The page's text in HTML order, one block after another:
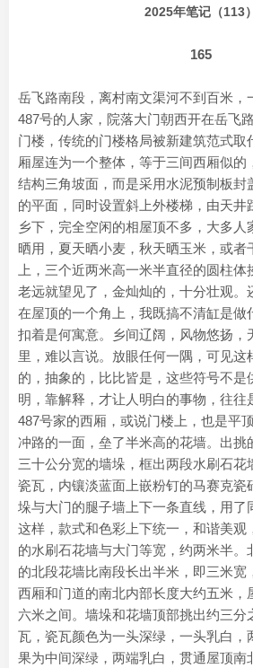
2025年笔记（113）
165
岳飞路南段，离村南文渠河不到百米，
487号的人家，院落大门朝西开在岳飞
门楼，传统的门楼格局被新建筑范式取
厢屋连为一个整体，等于三间西厢似的
结构三角坡面，而是采用水泥预制板封
的平面，同时设置斜上外楼梯，由天井
乡下，完全空闲的相屋顶不多，大多人
晒用，夏天晒小麦，秋天晒玉米，或者
上，三个近两米高一米半直径的圆柱体
老远就望见了，金灿灿的，十分壮观。
在屋顶的一个角上，我既搞不清缸是做
扣着是何寓意。乡间辽阔，风物悠扬，
里，难以言说。放眼任何一隅，可见这
的，抽象的，比比皆是，这些符号不是
明，靠解释，才让人明白的事物，往往
487号家的西厢，或说门楼上，也是平
冲路的一面，垒了半米高的花墙。出挑
三十公分宽的墙垛，框出两段水刷石花
瓷瓦，内镶淡蓝面上嵌粉钉的马赛克瓷
垛与大门的腿子墙上下一条直线，用了
这样，款式和色彩上下统一，和谐美观
的水刷石花墙与大门等宽，约两米半。
的北段花墙比南段长出半米，即三米宽
西厢和门道的南北内部长度大约五米，
六米之间。墙垛和花墙顶部挑出约三分
瓦，瓷瓦颜色为一头深绿，一头乳白，
果为中间深绿，两端乳白，贯通屋顶南